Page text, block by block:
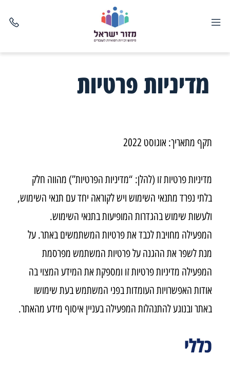
מדיניות פרטיות
תקף מתאריך: אוגוסט 2022
מדיניות פרטיות זו (להלן: “מדיניות הפרטיות”) מהווה חלק
בלתי נפרד מתנאי השימוש ויש לקוראה יחד עם תנאי השימוש,
ולעשות שימוש בהגדרות המופיעות בתנאי השימוש.
המפעילה מחויבת לכבד את פרטיות המשתמשים באתר. על
מנת לשפר את ההגנה על פרטיות המשתמש מפרסמת
המפעילה מדיניות פרטיות זו ומספקת את המידע המצוי בה
אודות האפשרויות העומדות בפני המשתמש בעת שימושו
באתר ובנוגע להתנהלות המפעילה בעניין איסוף מידע מהאתר.
כללי